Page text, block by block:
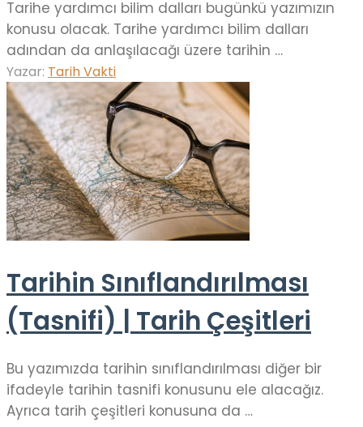
Tarihe yardımcı bilim dalları bugünkü yazımızın
konusu olacak. Tarihe yardımcı bilim dalları
adından da anlaşılacağı üzere tarihin …
Yazar: Tarih Vakti
Tarihin Sınıflandırılması
(Tasnifi) | Tarih Çeşitleri
Bu yazımızda tarihin sınıflandırılması diğer bir
ifadeyle tarihin tasnifi konusunu ele alacağız.
Ayrıca tarih çeşitleri konusuna da …